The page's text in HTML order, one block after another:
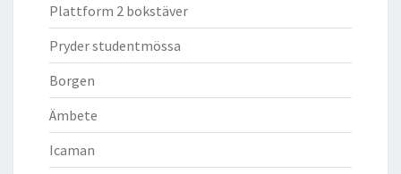
Plattform 2 bokstäver
Pryder studentmössa
Borgen
Ämbete
Icaman